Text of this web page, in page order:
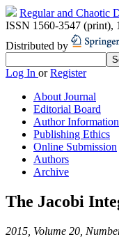
Regular and Chaotic
ISSN 1560-3547 (print),
Distributed by
Log In orRegister
About Journal
Editorial Board
Author Information
Publishing Ethics
Online Submission
Authors
Archive
The Jacobi
2015, Volume 20,